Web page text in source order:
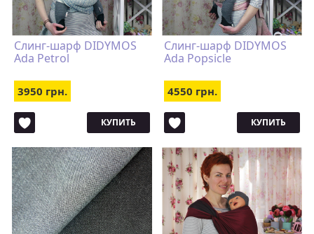
Слинг-шарф DIDYMOS
Ada Petrol
3950 грн.
КУПИТЬ
Слинг-шарф DIDYMOS
Ada Popsicle
4550 грн.
КУПИТЬ